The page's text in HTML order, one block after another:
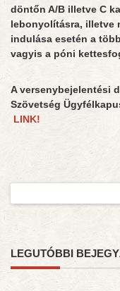
döntőn A/B illetve C
lebonyolításra, illetve
indulása esetén a
vagyis a póni
A versenybejelentési
Szövetség
LINK!
LEGUTÓBBI